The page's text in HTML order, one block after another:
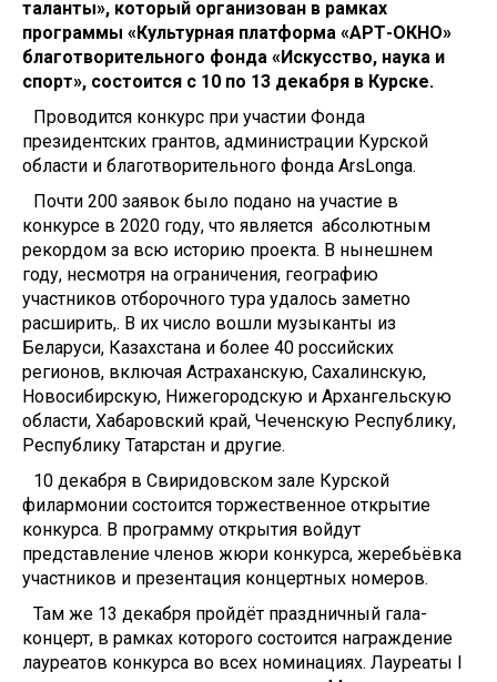
таланты», который организован в рамках
программы «Культурная платформа «АРТ-ОКНО»
благотворительного фонда «Искусство, наука и
спорт», состоится с 10 по 13 декабря в Курске.
Проводится конкурс при участии Фонда
президентских грантов, администрации Курской
области и благотворительного фонда ArsLonga.
Почти 200 заявок было подано на участие в
конкурсе в 2020 году, что является абсолютным
рекордом за всю историю проекта. В нынешнем
году, несмотря на ограничения, географию
участников отборочного тура удалось заметно
расширить,. В их число вошли музыканты из
Беларуси, Казахстана и более 40 российских
регионов, включая Астраханскую, Сахалинскую,
Новосибирскую, Нижегородскую и Архангельскую
области, Хабаровский край, Чеченскую Республику,
Республику Татарстан и другие.
10 декабря в Свиридовском зале Курской
филармонии состоится торжественное открытие
конкурса. В программу открытия войдут
представление членов жюри конкурса, жеребьёвка
участников и презентация концертных номеров.
Там же 13 декабря пройдёт праздничный гала-
концерт, в рамках которого состоится награждение
лауреатов конкурса во всех номинациях. Лауреаты I